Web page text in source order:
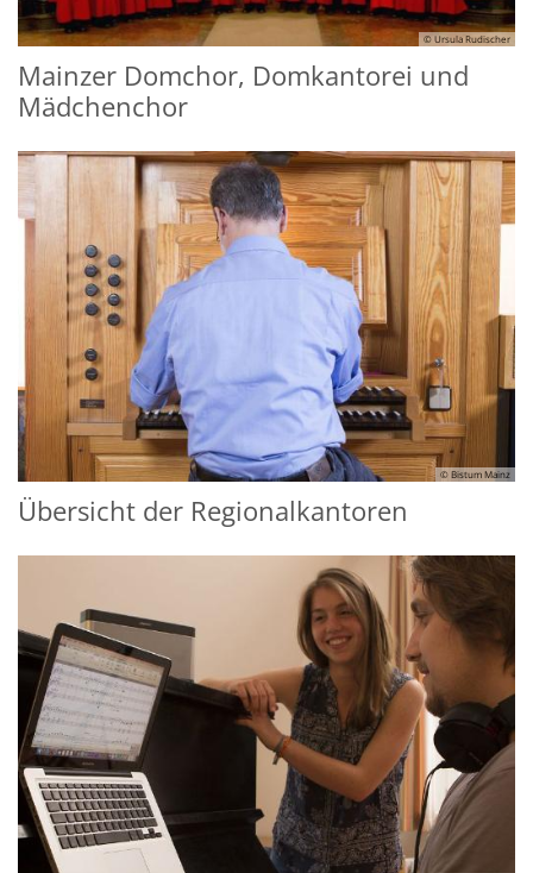
© Ursula Rudischer
Mainzer Domchor, Domkantorei und
Mädchenchor
© Bistum Mainz
Übersicht der Regionalkantoren